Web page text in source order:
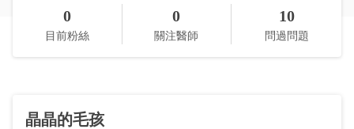
0
目前粉絲
0
關注醫師
10
問過問題
晶晶的毛孩